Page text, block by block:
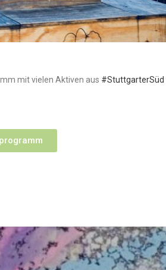
mit vielen Aktiven aus #StuttgarterSüd